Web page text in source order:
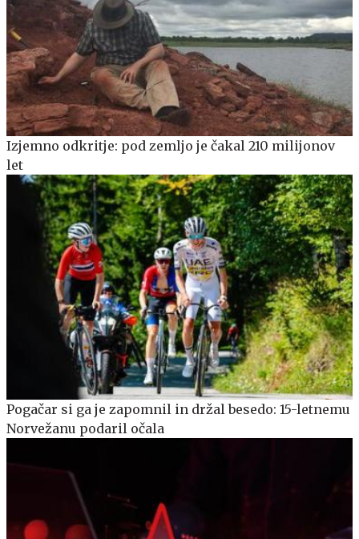
Izjemno odkritje: pod zemljo je čakal 210 milijonov
let
Pogačar si ga je zapomnil in držal besedo: 15-letnemu
Norvežanu podaril očala